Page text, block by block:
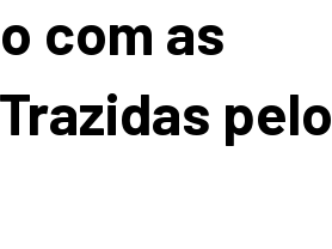
com as
pelo